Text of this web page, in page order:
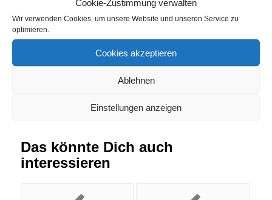
Cookie-Zustimmung verwalten
Wir verwenden Cookies, um unsere Website und unseren Service zu
optimieren.
Cookies akzeptieren
Ablehnen
Einstellungen anzeigen
Eintrag teilen
Das könnte Dich auch
interessieren